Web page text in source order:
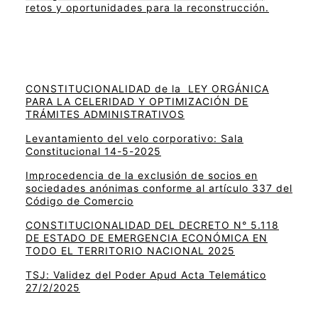
retos y oportunidades para la reconstrucción.
CONSTITUCIONALIDAD de la LEY ORGÁNICA
PARA LA CELERIDAD Y OPTIMIZACIÓN DE
TRÁMITES ADMINISTRATIVOS
Levantamiento del velo corporativo: Sala
Constitucional 14-5-2025
Improcedencia de la exclusión de socios en
sociedades anónimas conforme al artículo 337 del
Código de Comercio
CONSTITUCIONALIDAD DEL DECRETO N° 5.118
DE ESTADO DE EMERGENCIA ECONÓMICA EN
TODO EL TERRITORIO NACIONAL 2025
TSJ: Validez del Poder Apud Acta Telemático
27/2/2025